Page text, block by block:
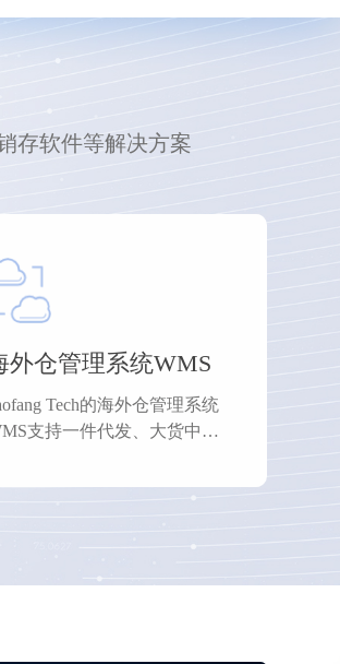
存软件等解决方案
外仓管理系统WMS
Tech的海外仓管理系统
支持一件代发、大货中
仓等业务模式。